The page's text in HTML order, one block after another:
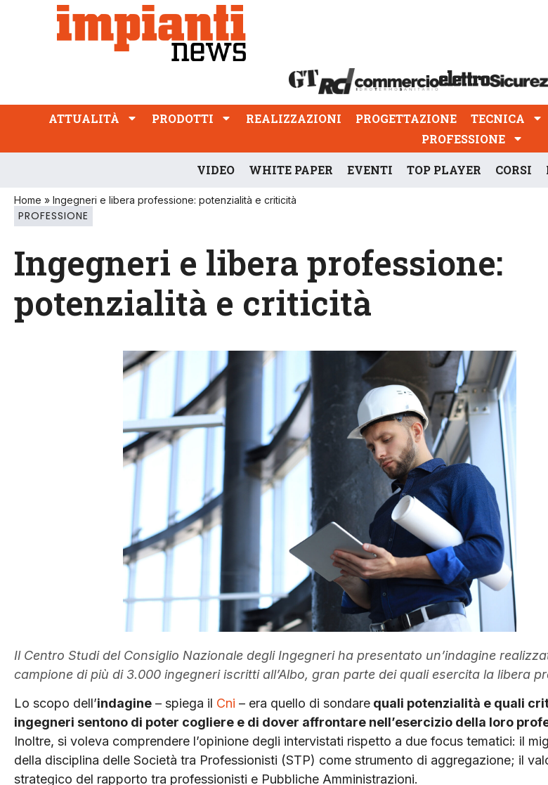
ATTUALITÀ PRODOTTI REALIZZAZIONI
PROFESSIONE
ATTUALITÀ PRODOTTI REALIZZAZIONI PROGETTAZIONE TECNICA
PROFESSIONE
VIDEO WHITE PAPER EVENTI TOP PLAYER CORSI
Home » Ingegneri e libera professione: potenzialità e criticità
PROFESSIONE
Ingegneri e libera professione:
potenzialità e criticità
Il Centro Studi del Consiglio Nazionale degli Ingegneri ha presentato un’indagine
campione di più di 3.000 ingegneri iscritti all’Albo, gran parte dei quali esercita la libera
Lo scopo dell’indagine – spiega il Cni – era quello di sondare quali potenzialità e quali
ingegneri sentono di poter cogliere e di dover affrontare nell’esercizio della loro
Inoltre, si voleva comprendere l’opinione degli intervistati rispetto a due focus tematici: il
della disciplina delle Società tra Professionisti (STP) come strumento di aggregazione; il
strategico del rapporto tra professionisti e Pubbliche Amministrazioni.